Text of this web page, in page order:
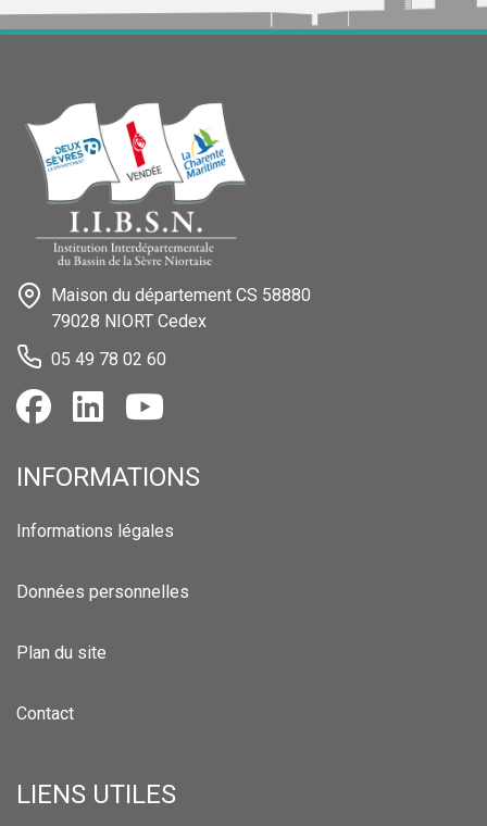
Maison du département CS 58880
79028 NIORT Cedex
05 49 78 02 60
INFORMATIONS
Informations légales
Données personnelles
Plan du site
Contact
LIENS UTILES